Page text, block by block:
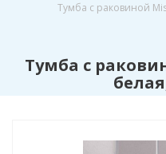
Тумба с раковиной
Тумба с